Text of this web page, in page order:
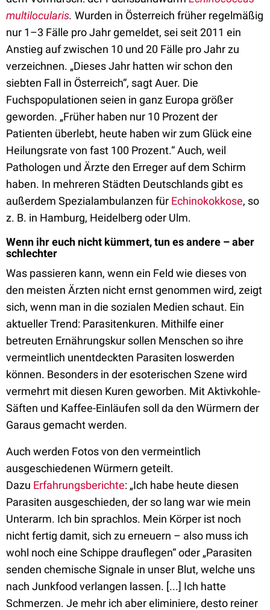
multilocularis. Wurden in Österreich früher regelmäßig
nur 1–3 Fälle pro Jahr gemeldet, sei seit 2011 ein
Anstieg aufzwischen 10 und 20 Fälle pro Jahr zu
verzeichnen. „Dieses Jahr hatten wir schon den
siebten Fall in Österreich“, sagt Auer. Die
Fuchspopulationen seien in ganz Europa größer
geworden. „Früher haben nur 10 Prozent der
Patienten überlebt, heute haben wir zum Glück eine
Heilungsrate von fast 100 Prozent.“ Auch, weil
Pathologen und Ärzte den Erreger auf dem Schirm
haben. In mehreren Städten Deutschlands gibt es
außerdem Spezialambulanzen für Echinokokkose, so
z. B. in Hamburg, Heidelberg oder Ulm.
Wenn ihr euch nicht kümmert, tun es andere – aber
schlechter
Was passieren kann, wenn ein Feld wie dieses von
den meisten Ärzten nicht ernst genommen wird, zeigt
sich, wenn man in die sozialen Medien schaut. Ein
aktueller Trend: Parasitenkuren. Mithilfe einer
betreuten Ernährungskur sollen Menschen so ihre
vermeintlich unentdeckten Parasiten loswerden
können. Besonders in der esoterischen Szene wird
vermehrt mit diesen Kuren geworben. Mit Aktivkohle-
Säften und Kaffee-Einläufen soll da den Würmern der
Garaus gemacht werden.
Auch werden Fotos von den vermeintlich
ausgeschiedenen Würmern geteilt.
Dazu Erfahrungsberichte: „Ich habe heute diesen
Parasiten ausgeschieden, der so lang war wie mein
Unterarm. Ich bin sprachlos. Mein Körper ist noch
nicht fertig damit, sich zu erneuern – also muss ich
wohl noch eine Schippe drauflegen“ oder „Parasiten
senden chemische Signale in unser Blut, welche uns
nach Junkfood verlangen lassen. [...] Ich hatte
Schmerzen. Je mehr ich aber eliminiere, desto reiner